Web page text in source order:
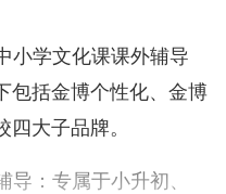
小学文化课课外辅导
包括金博个性化、金博
大子品牌。
：专属于小升初、